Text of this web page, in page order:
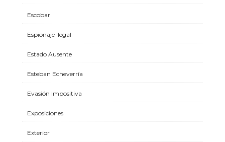
Escobar
Espionaje Ilegal
Estado Ausente
Esteban Echeverría
Evasión Impositiva
Exposiciones
Exterior